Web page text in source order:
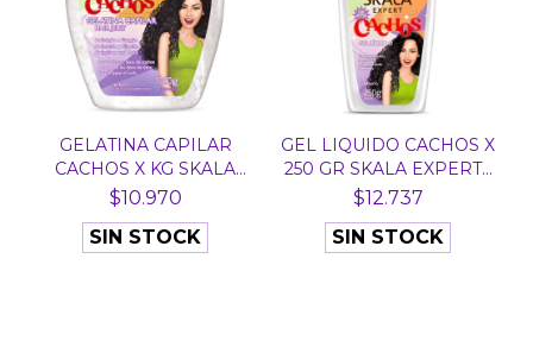
GELATINA CAPILAR
CACHOS X KG SKALA
EXPER...
$10.970
SIN STOCK
GEL LIQUIDO CACHOS X
250 GR SKALA EXPERT...
$12.737
SIN STOCK